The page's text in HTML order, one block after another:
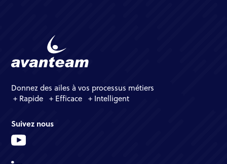
Donnez des ailes à vos processus métiers
+ Rapide + Efficace + Intelligent
Suivez nous